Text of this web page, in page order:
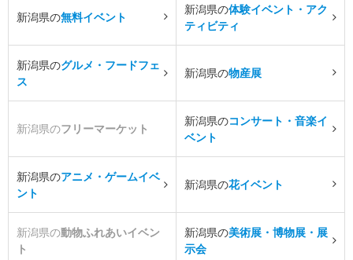
新潟県の無料イベント
新潟県の体験イベント・アク
ティビティ
新潟県のグルメ・フードフェ
ス
新潟県の物産展
新潟県のフリーマーケット
新潟県のコンサート・音楽イ
ベント
新潟県のアニメ・ゲームイベ
ント
新潟県の花イベント
新潟県の動物ふれあいイベン
ト
新潟県の美術展・博物展・展
示会